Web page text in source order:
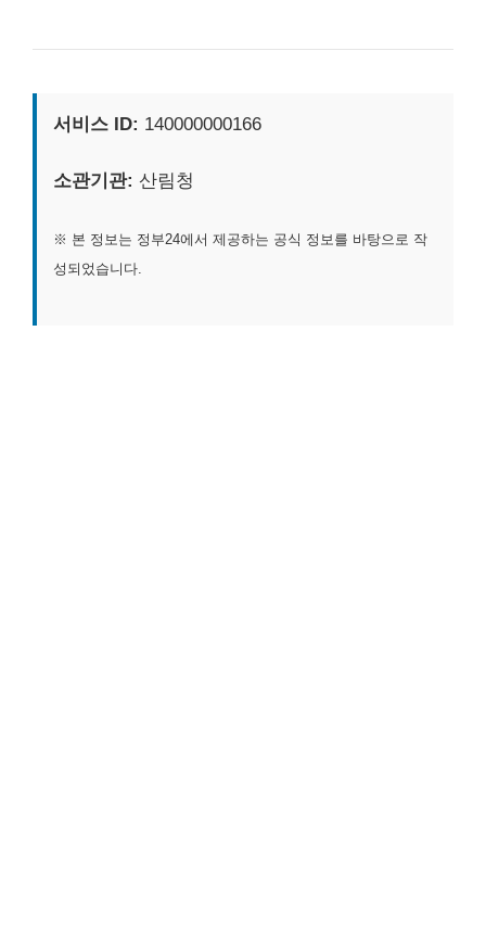
서비스 ID: 140000000166
소관기관: 산림청
※ 본 정보는 정부24에서 제공하는 공식 정보를 바탕으로 작
성되었습니다.